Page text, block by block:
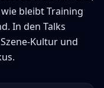
bleibt Training
In den Talks
Kultur und